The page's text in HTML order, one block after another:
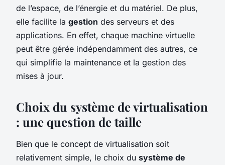
de l’espace, de l’énergie et du matériel. De plus,
elle facilite la gestion des serveurs et des
applications. En effet, chaque machine virtuelle
peut être gérée indépendamment des autres, ce
qui simplifie la maintenance et la gestion des
mises à jour.
Choix du système de virtualisation
: une question de taille
Bien que le concept de virtualisation soit
relativement simple, le choix du système de